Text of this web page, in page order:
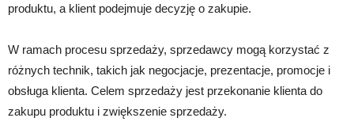
produktu, a klient podejmuje decyzję o zakupie.
W ramach procesu sprzedaży, sprzedawcy mogą korzystać z
różnych technik, takich jak negocjacje, prezentacje, promocje i
obsługa klienta. Celem sprzedaży jest przekonanie klienta do
zakupu produktu i zwiększenie sprzedaży.